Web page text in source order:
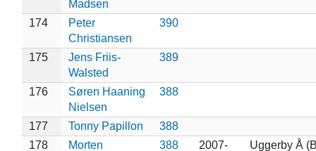
Madsen
174
Peter
Christiansen
390
175
Jens Friis-
Walsted
389
176
Søren Haaning
Nielsen
388
177 Tonny Papillon
388
178
Morten
388
2007-
Uggerby Å